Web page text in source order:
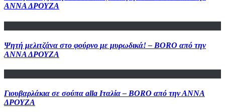
ΑΝΝΑ ΔΡΟΥΖΑ
Ψητή μελιτζάνα στο φούρνο με μυρωδικά! – BORO από την
ΑΝΝΑ ΔΡΟΥΖΑ
Γιουβαρλάκια σε σούπα alla Ιταλία – BORO από την ΑΝΝΑ
ΔΡΟΥΖΑ